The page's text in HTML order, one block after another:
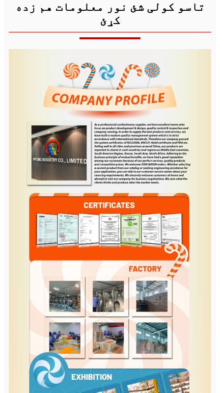
تاسو کولی شئ نور معلومات هم زده
کړئ